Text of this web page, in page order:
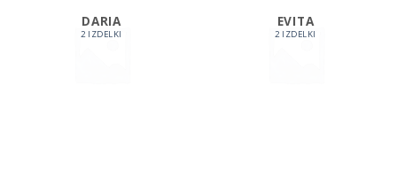
DARIA
2 IZDELKI
EVITA
2 IZDELKI